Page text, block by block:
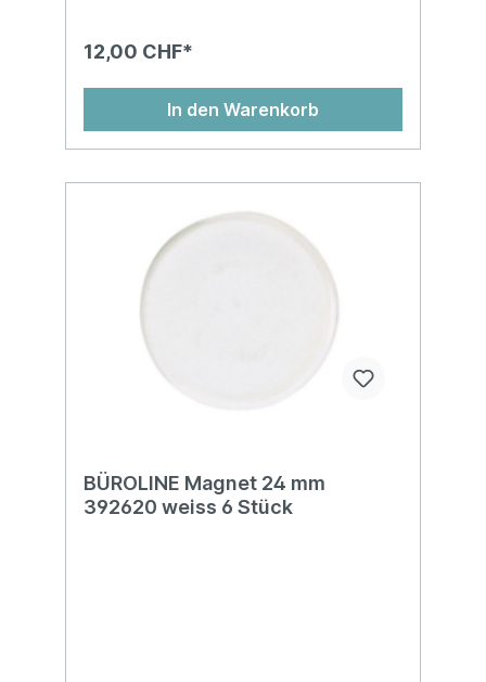
12,00 CHF*
In den Warenkorb
BÜROLINE Magnet 24 mm
392620 weiss 6 Stück